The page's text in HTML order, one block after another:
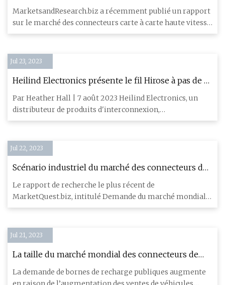
MarketsandResearch.biz a récemment publié un rapport
sur le marché des connecteurs carte à carte haute vitesse,
qui est
Jul 23, 2023
Heilind Electronics présente le fil Hirose à pas de 1
mm
Par Heather Hall | 7 août 2023 Heilind Electronics, un
distributeur de produits d'interconnexion,
électromécaniques et
Jul 22, 2023
Scénario industriel du marché des connecteurs de
systèmes automobiles 2023 sur les principaux
fournisseurs
Le rapport de recherche le plus récent de
MarketQuest.biz, intitulé Demande du marché mondial
des connecteurs de système
Jul 21, 2023
La taille du marché mondial des connecteurs de
recharge pour véhicules électriques devrait
atteindre 181,2 millions de dollars d’ici 2030, avec
La demande de bornes de recharge publiques augmente